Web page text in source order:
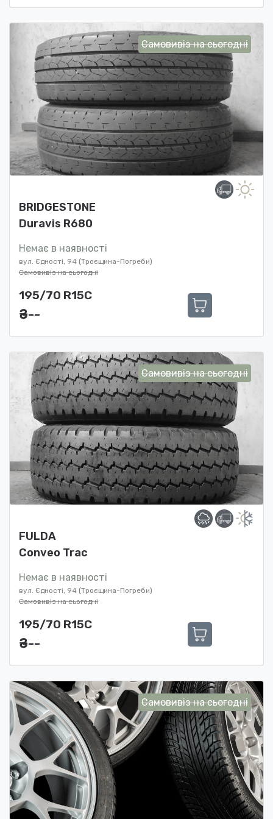
Самовивіз на сьогодні
BRIDGESTONE
Duravis R680
Немає в наявності
вул. Єдності, 94 (Троєщина-Погреби)
Самовивіз на сьогодні
195/70 R15C
₴ ---
Самовивіз на сьогодні
FULDA
Conveo Trac
Немає в наявності
вул. Єдності, 94 (Троєщина-Погреби)
Самовивіз на сьогодні
195/70 R15C
₴ ---
Самовивіз на сьогодні